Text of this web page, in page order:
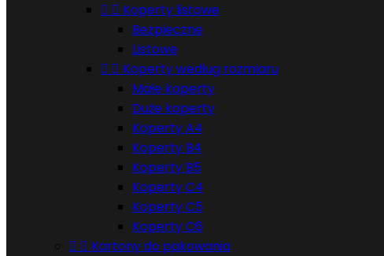
  Koperty listowe
Bezpieczne
Listowe
  Koperty według rozmiaru
Małe koperty
Duże koperty
Koperty A4
Koperty B4
Koperty B5
Koperty C4
Koperty C5
Koperty C6
  Kartony do pakowania